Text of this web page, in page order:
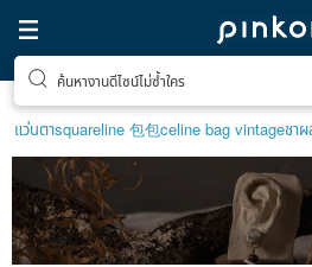
ค้นหางานดีไซน์ไม่ซ้ำใคร
แว่นตาsquareline 包包celine bag vintageชาผ